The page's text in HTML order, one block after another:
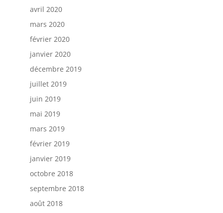
avril 2020
mars 2020
février 2020
janvier 2020
décembre 2019
juillet 2019
juin 2019
mai 2019
mars 2019
février 2019
janvier 2019
octobre 2018
septembre 2018
août 2018